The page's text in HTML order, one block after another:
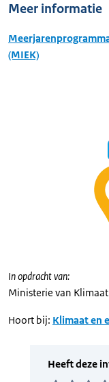
Meer informatie
(MIEK)
In opdracht van:
Ministerie van
Hoort bij: Klimaat en